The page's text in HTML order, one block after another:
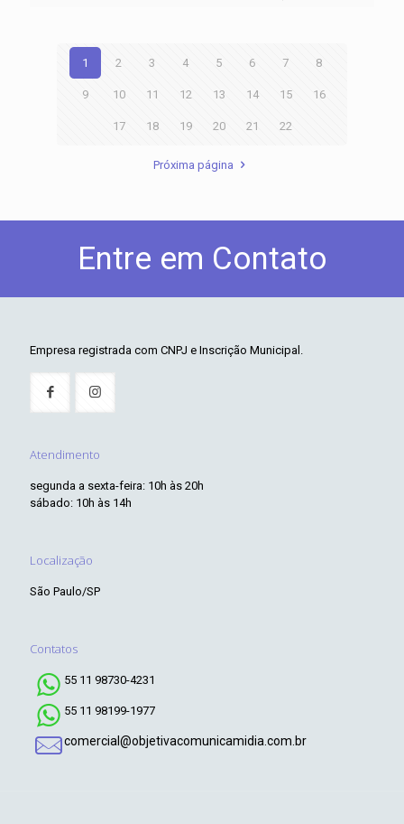
1 2 3 4 5 6 7 8
9 10 11 12 13 14 15 16
17 18 19 20 21 22
Próxima página
Entre em Contato
Empresa registrada com CNPJ e Inscrição Municipal.
Atendimento
segunda a sexta-feira: 10h às 20h
sábado: 10h às 14h
Localização
São Paulo/SP
Contatos
55 11 98730-4231
55 11 98199-1977
comercial@objetivacomunicamidia.com.br